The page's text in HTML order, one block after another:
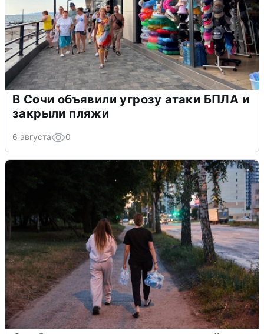
В Сочи объявили угрозу атаки БПЛА и
закрыли пляжи
6 августа 0